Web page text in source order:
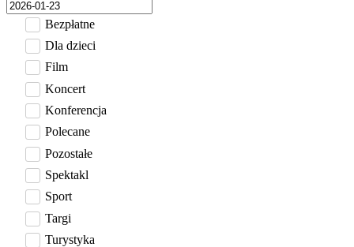
Bezpłatne
Dla dzieci
Film
Koncert
Konferencja
Polecane
Pozostałe
Spektakl
Sport
Targi
Turystyka